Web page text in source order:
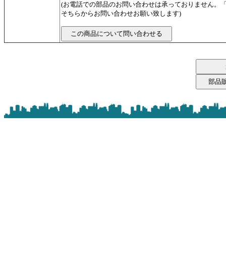
(お電話での部品のお問い合わせは承っておりません。
そちらからお問い合わせお願い致します)